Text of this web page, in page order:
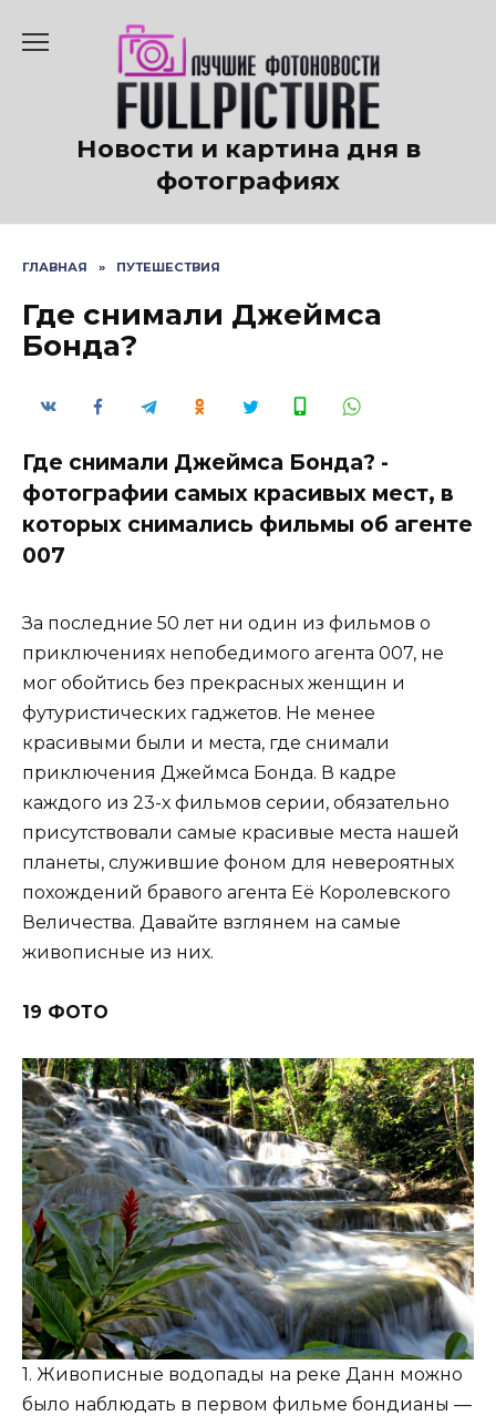
содержанию
Новости и картина дня в
фотографиях
ГЛАВНАЯ » ПУТЕШЕСТВИЯ
Где снимали Джеймса
Бонда?
Где снимали Джеймса Бонда? -
фотографии самых красивых мест, в
которых снимались фильмы об агенте
007
За последние 50 лет ни один из фильмов о
приключениях непобедимого агента 007, не
мог обойтись без прекрасных женщин и
футуристических гаджетов. Не менее
красивыми были и места, где снимали
приключения Джеймса Бонда. В кадре
каждого из 23-х фильмов серии, обязательно
присутствовали самые красивые места нашей
планеты, служившие фоном для невероятных
похождений бравого агента Её Королевского
Величества. Давайте взглянем на самые
живописные из них.
19 ФОТО
1. Живописные водопады на реке Данн можно
было наблюдать в первом фильме бондианы —